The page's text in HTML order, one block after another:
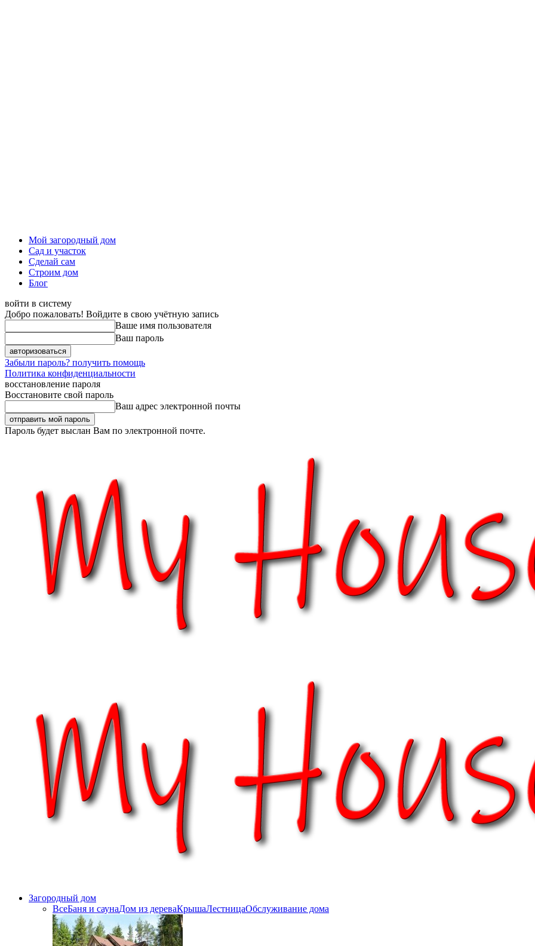
Мой загородный дом
Сад и участок
Сделай сам
Строим дом
Блог
войти в систему
Добро пожаловать! Войдите в свою учётную запись
Ваше имя пользователя
Ваш пароль
Забыли пароль? получить помощь
Политика конфиденциальности
восстановление пароля
Восстановите свой пароль
Ваш адрес электронной почты
Пароль будет выслан Вам по электронной почте.
Загородный дом
ВсеБаня и саунаДом из дереваКрышаЛестницаОбслуживание дома